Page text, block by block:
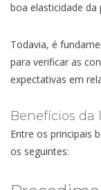
boa elasticidade da
Todavia, é
para verificar as
expectativas em
Benefícios da
Entre os principais
os seguintes: